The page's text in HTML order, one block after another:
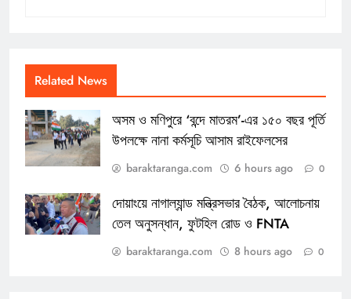
Related News
অসম ও মণিপুরে ‘বন্দে মাতরম’-এর ১৫০ বছর পূর্তি
উপলক্ষে নানা কর্মসূচি আসাম রাইফেলসের
baraktaranga.com 6 hours ago 0
দোয়াংয়ে নাগাল্যান্ড মন্ত্রিসভার বৈঠক, আলোচনায়
তেল অনুসন্ধান, ফুটহিল রোড ও FNTA
baraktaranga.com 8 hours ago 0